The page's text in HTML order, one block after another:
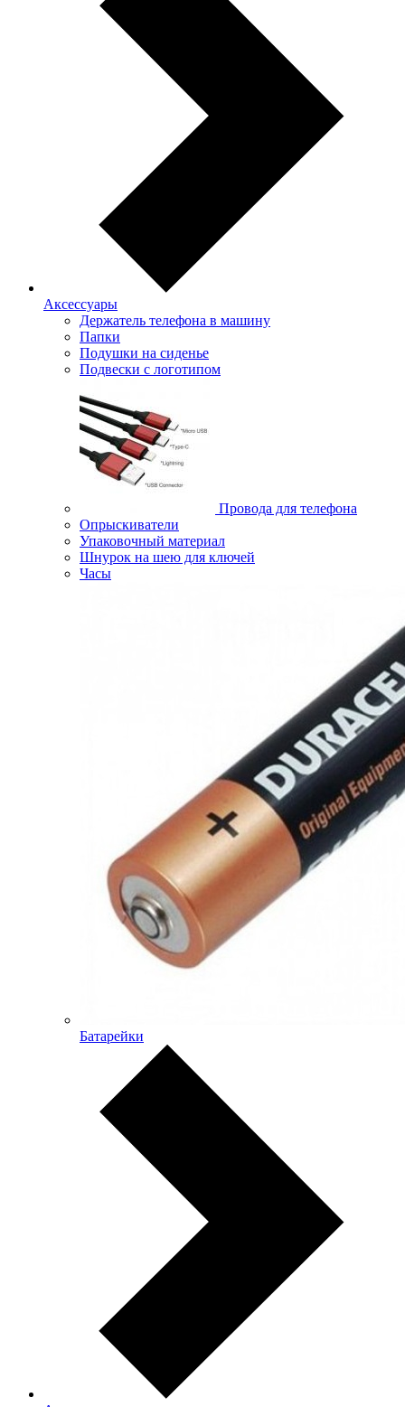
Аксессуары
Держатель телефона в машину
Папки
Подушки на сиденье
Подвески с логотипом
Провода для телефона
Опрыскиватели
Упаковочный материал
Шнурок на шею для ключей
Часы
Батарейки